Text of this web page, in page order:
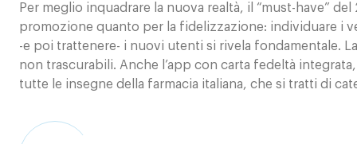
Per meglio inquadrare la nuova realtà, il “must-have”
promozione quanto per la fidelizzazione: individuare i
-e poi trattenere- i nuovi utenti si rivela fondamentale.
non trascurabili. Anche l’app con carta fedeltà
tutte le insegne della farmacia italiana, che si tratti di